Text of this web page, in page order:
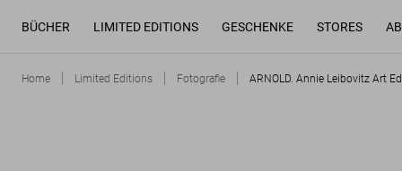
BÜCHER LIMITED EDITIONS GESCHENKE STORES
Home Limited Editions Fotografie ARNOLD. Annie Leibovitz Art